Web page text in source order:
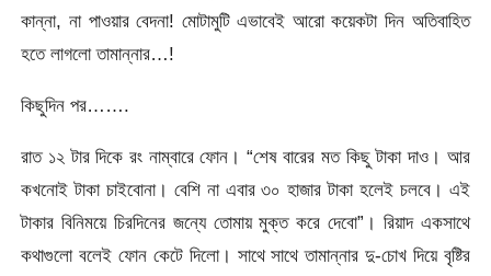
কান্না, না পাওয়ার বেদনা! মোটামুটি এভাবেই আরো কয়েকটা দিন অতিবাহিত
হতে লাগলো তামান্নার…!
কিছুদিন পর…….
রাত ১২ টার দিকে রং নাম্বারে ফোন। “শেষ বারের মত কিছু টাকা দাও। আর
কখনোই টাকা চাইবোনা। বেশি না এবার ৩০ হাজার টাকা হলেই চলবে। এই
টাকার বিনিময়ে চিরদিনের জন্যে তোমায় মুক্ত করে দেবো”। রিয়াদ একসাথে
কথাগুলো বলেই ফোন কেটে দিলো। সাথে সাথে তামান্নার দু-চোখ দিয়ে বৃষ্টির